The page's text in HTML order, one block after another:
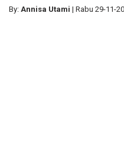
By: Annisa Utami | Rabu 29-11-